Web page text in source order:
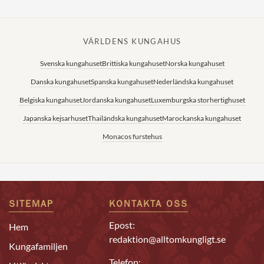
VÄRLDENS KUNGAHUS
Svenska kungahusetBrittiska kungahusetNorska kungahuset
Danska kungahusetSpanska kungahusetNederländska kungahuset
Belgiska kungahusetJordanska kungahusetLuxemburgska storhertighuset
Japanska kejsarhusetThailändska kungahusetMarockanska kungahuset
Monacos furstehus
SITEMAP
Hem
Kungafamiljen
KONTAKTA OSS
Epost:
redaktion@alltomkungligt.se